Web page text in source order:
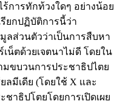
การทักท้วงใดๆ อย่างน้อย
รียกปฏิบัติการนี้ว่า
มูลส่วนตัวว่าเป็นการสืบหา
น็ตด้วยเจตนาไม่ดี โดยใน
ขบวนการประชาธิปไตย
มีเดีย (โดยใช้ X และ
ชาธิปโตยโดยการเปิดเผย